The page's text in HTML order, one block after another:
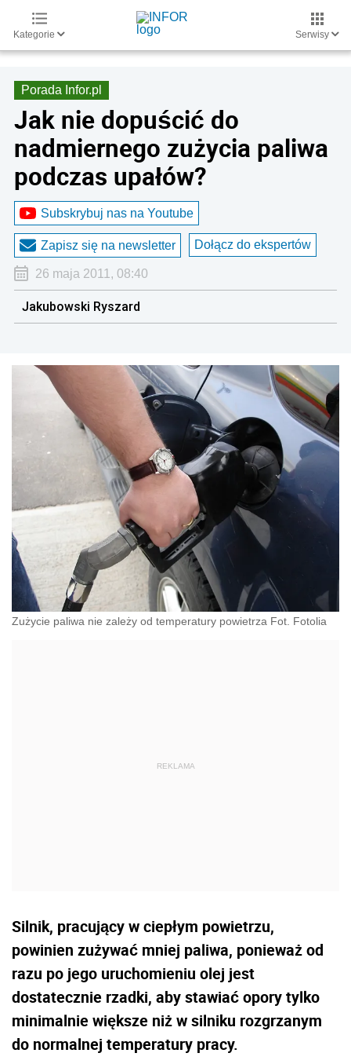
Kategorie Serwisy
Porada Infor.pl
Jak nie dopuścić do
nadmiernego zużycia paliwa
podczas upałów?
Subskrybuj nas na Youtube
Zapisz się na newsletter Dołącz do ekspertów
26 maja 2011, 08:40
Jakubowski Ryszard
Zużycie paliwa nie zależy od temperatury powietrza Fot. Fotolia
Silnik, pracujący w ciepłym powietrzu,
powinien zużywać mniej paliwa, ponieważ od
razu po jego uruchomieniu olej jest
dostatecznie rzadki, aby stawiać opory tylko
minimalnie większe niż w silniku rozgrzanym
do normalnej temperatury pracy.